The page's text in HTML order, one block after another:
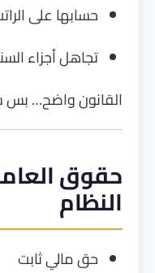
حسابها على
تجاهل أجزاء
القانون واضح…
حقوق
النظام
حق مالي ثابت